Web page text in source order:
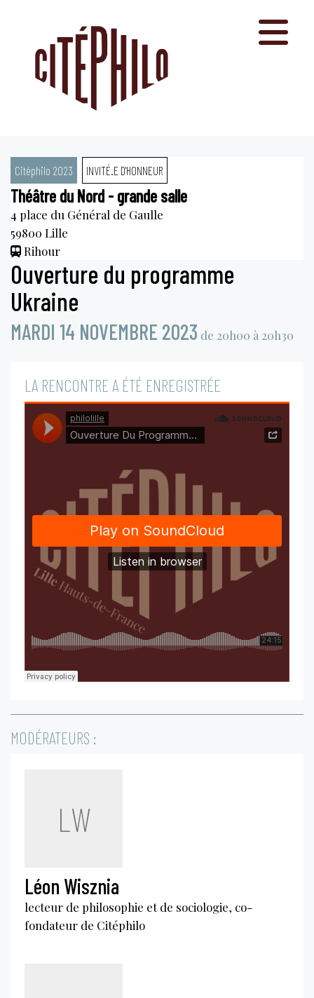
Citéphilo 2023 INVITÉ.E D'HONNEUR
Théâtre du Nord - grande salle
4 place du Général de Gaulle
59800 Lille
Rihour
Ouverture du programme
Ukraine
MARDI 14 NOVEMBRE 2023 de 20h00 à 20h30
LA RENCONTRE A ÉTÉ ENREGISTRÉE
MODÉRATEURS :
LW
Léon Wisznia
lecteur de philosophie et de sociologie, co-
fondateur de Citéphilo